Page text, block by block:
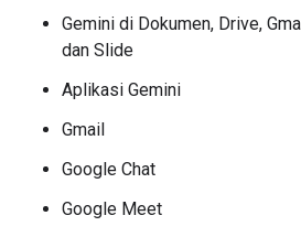
Gemini di Dokumen, Drive,
dan Slide
Aplikasi Gemini
Gmail
Google Chat
Google Meet